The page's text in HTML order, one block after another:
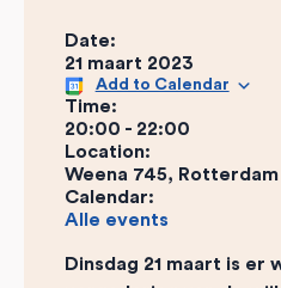
Date:
21 maart 2023
Add to Calendar
Time:
20:00 - 22:00
Location:
Weena 745, Rotterdam
Calendar:
Alle events
Dinsdag 21 maart is er